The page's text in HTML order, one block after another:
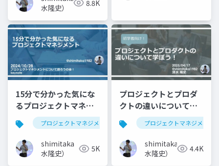
水隆史）
8.8K
15分で分かった気にな
るプロジェクトマネジ
メント プロジェクトマネジメント pmp アジャイル
shimitaka（清
水隆史）
5K
プロジェクトとプロダ
クトの違いについて学
ぼう！ プロジェクトマネジメント
shimitaka（清
水隆史）
4.4K